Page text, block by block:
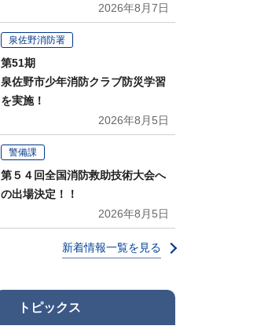
2026年8月7日
泉佐野消防署
第51期
泉佐野市少年消防クラブ防災学習
を実施！
2026年8月5日
警備課
第５４回全国消防救助技術大会へ
の出場決定！！
2026年8月5日
新着情報一覧を見る
トピックス